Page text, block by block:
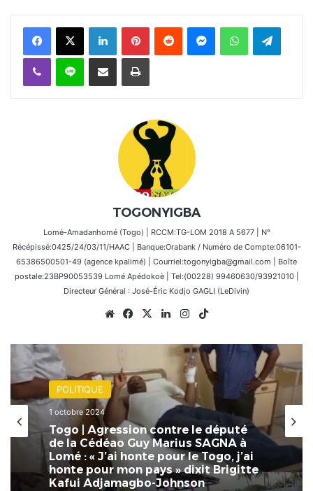
FacebookX Linkedin PinterestReddit MessengerWhatsAppTelegram
Viber Ligne Partager par email Imprimer
TOGONYIGBA
Lomé-Amadanhomé (Togo) | RCCM:TG-LOM 2018 A 5677 | N°
Récépissé:0425/24/03/11/HAAC | Banque:Orabank / Numéro de Compte:06101-
65386500501-49 (agence kpalimé) | Courriel:togonyigba@gmail.com | Boîte
postale:23BP90053539 Lomé Apédokoè | Tel:(00228) 99460630/93921010 |
Directeur Général : José-Éric Kodjo GAGLI (LeDivin)
WebsiteFacebook
X LinkedinInstagram
POLITIQUE
1 octobre 2024
Togo | Agression contre le député
de la Cédéao Guy Marius SAGNA à
Lomé : « J’ai honte pour le Togo, j’ai
honte pour mon pays » dixit Brigitte
Kafui Adjamagbo-Johnson